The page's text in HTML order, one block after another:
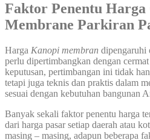
Faktor Penentu Harga
Membrane Parkiran
Harga Kanopi membran dipengaruhi
perlu dipertimbangkan dengan
keputusan, pertimbangan ini tidak
tetapi juga teknis dan praktis dalam
sesuai dengan kebutuhan bangunan
Banyak sekali faktor penentu harga
dari harga pasar setiap daerah atau
masing – masing, adapun beberapa